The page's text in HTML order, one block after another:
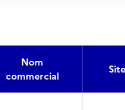
Nom
commercial